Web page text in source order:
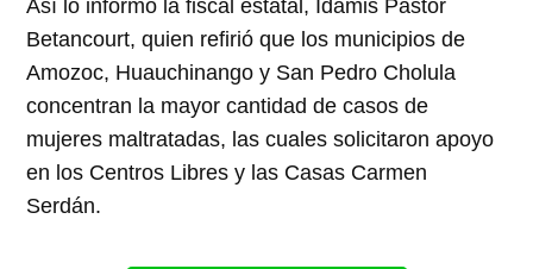
Así lo informó la fiscal estatal, Idamis Pastor
Betancourt, quien refirió que los municipios de
Amozoc, Huauchinango y San Pedro Cholula
concentran la mayor cantidad de casos de
mujeres maltratadas, las cuales solicitaron apoyo
en los Centros Libres y las Casas Carmen
Serdán.